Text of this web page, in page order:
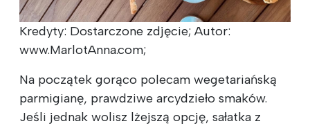
Kredyty: Dostarczone zdjęcie; Autor:
www.MarlotAnna.com;
Na początek gorąco polecam wegetariańską
parmigianę, prawdziwe arcydzieło smaków.
Jeśli jednak wolisz lżejszą opcję, sałatka z